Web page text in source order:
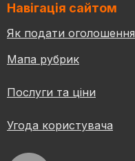
Навігація сайтом
Як подати оголошення
Мапа рубрик
Послуги та ціни
Угода користувача